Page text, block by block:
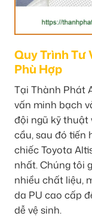
Quy Trình Tư
Phù Hợp
Tại Thành Phát
vấn minh bạch
đội ngũ kỹ thuật
cầu, sau đó tiến
chiếc Toyota
nhất. Chúng tôi
nhiều chất liệu,
da PU cao cấp
dễ vệ sinh.